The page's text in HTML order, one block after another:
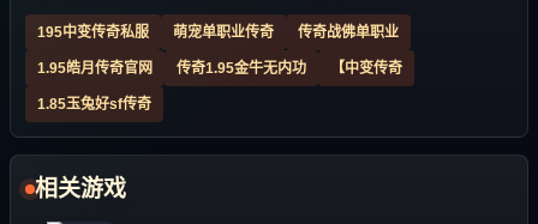
195中变传奇私服 萌宠单职业传奇 传奇战佛单职业
1.95皓月传奇官网 传奇1.95金牛无内功 【中变传奇
1.85玉兔好sf传奇
相关游戏